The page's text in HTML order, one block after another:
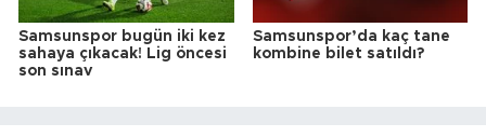
Samsunspor bugün iki kez
sahaya çıkacak! Lig öncesi
son sınav
Samsunspor’da kaç tane
kombine bilet satıldı?